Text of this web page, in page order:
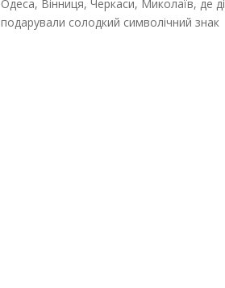
Одеса, Вінниця, Черкаси, Миколаїв, де
подарували солодкий символічний знак